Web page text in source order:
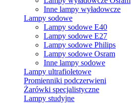
Inne lampy wyładowcze
Lampy sodowe
Lampy sodowe E40
Lampy sodowe E27
Lampy sodowe Philips
Lampy sodowe Osram
Inne lampy sodowe
Lampy ultrafioletowe
Promienniki podczerwieni
Żarówki specjalistyczne
Lampy studyjne